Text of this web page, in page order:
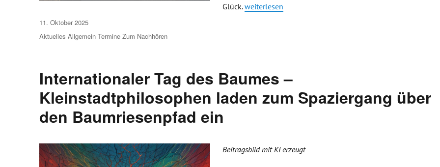
Glück.„David Cosz – aus der Weltkleinstadt in geheime und
weiterlesen
Veröffentlicht
am
11. Oktober 2025
Aktuelles Allgemein Termine Zum Nachhören
Internationaler Tag des Baumes –
Kleinstadtphilosophen laden zum Spaziergang über
den Baumriesenpfad ein
Beitragsbild mit KI erzeugt